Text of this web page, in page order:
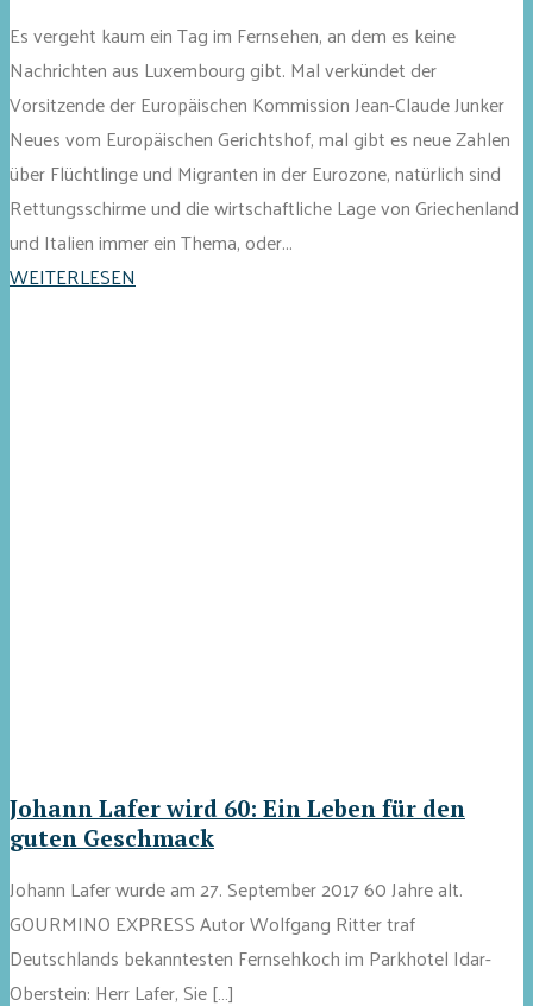
Es vergeht kaum ein Tag im Fernsehen, an dem es keine
Nachrichten aus Luxembourg gibt. Mal verkündet der
Vorsitzende der Europäischen Kommission Jean-Claude Junker
Neues vom Europäischen Gerichtshof, mal gibt es neue Zahlen
über Flüchtlinge und Migranten in der Eurozone, natürlich sind
Rettungsschirme und die wirtschaftliche Lage von Griechenland
und Italien immer ein Thema, oder...
WEITERLESEN
Johann Lafer wird 60: Ein Leben für den
guten Geschmack
Johann Lafer wurde am 27. September 2017 60 Jahre alt.
GOURMINO EXPRESS Autor Wolfgang Ritter traf
Deutschlands bekanntesten Fernsehkoch im Parkhotel Idar-
Oberstein: Herr Lafer, Sie […]